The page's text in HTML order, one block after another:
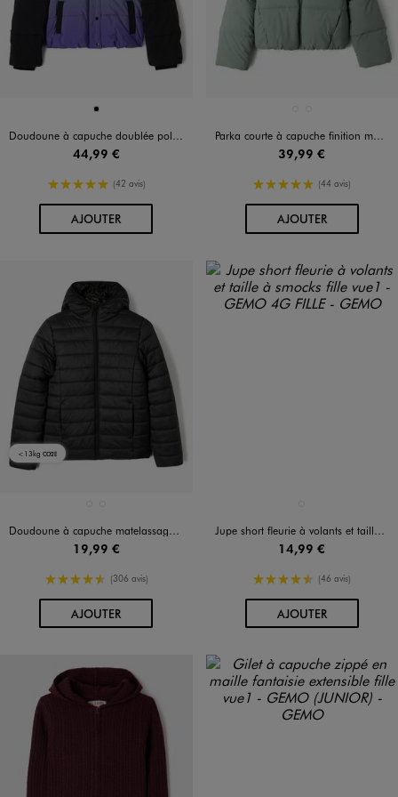
Disponible en 1 coloris
NOIR
Doudoune à capuche doublée polaire en dégradé de couleurs fille
44,99 €
5/5 de moyenne
(42 avis)
AJOUTERAU PANIER
Parka courte à capuche finition mate fille
39,99 €
5/5 de moyenne
(44 avis)
AJOUTERAU PANIER
<13kg CO2E
Doudoune à capuche matelassage léger fille
19,99 €
4.5/5 de moyenne
(306 avis)
AJOUTERAU PANIER
Jupe short fleurie à volants et taille à smocks fille
14,99 €
4.5/5 de moyenne
(46 avis)
AJOUTERAU PANIER